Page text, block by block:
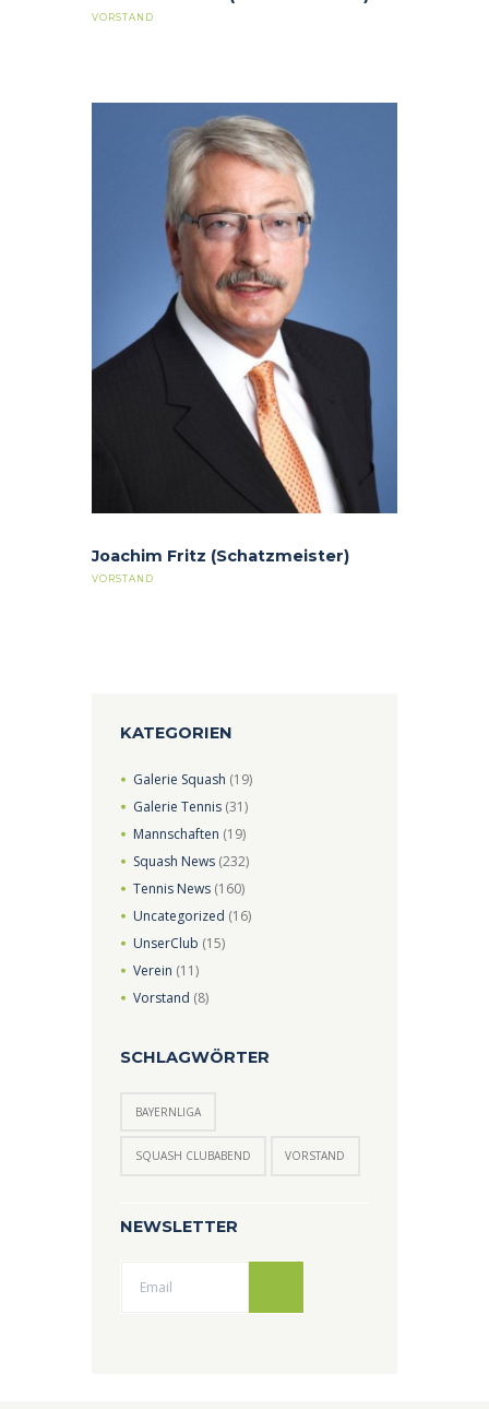
VORSTAND
Joachim Fritz (Schatzmeister)
VORSTAND
KATEGORIEN
Galerie Squash (19)
Galerie Tennis (31)
Mannschaften (19)
Squash News (232)
Tennis News (160)
Uncategorized (16)
UnserClub (15)
Verein (11)
Vorstand (8)
SCHLAGWÖRTER
BAYERNLIGA
SQUASH CLUBABEND VORSTAND
NEWSLETTER